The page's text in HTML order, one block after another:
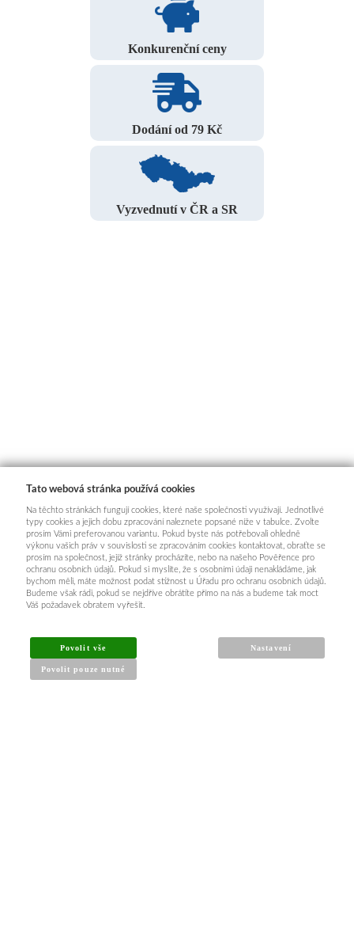
Konkurenční ceny
Dodání od 79 Kč
Vyzvednutí v ČR a SR
Tato webová stránka používá cookies
Na těchto stránkách fungují cookies, které naše společnosti využívají. Jednotlivé
typy cookies a jejich dobu zpracování naleznete popsané níže v tabulce. Zvolte
prosím Vámi preferovanou variantu. Pokud byste nás potřebovali ohledně
výkonu vašich práv v souvislosti se zpracováním cookies kontaktovat, obraťte se
prosím na společnost, jejíž stránky procházíte, nebo na našeho Pověřence pro
ochranu osobních údajů. Pokud si myslíte, že s osobními údaji nenakládáme, jak
bychom měli, máte možnost podat stížnost u Úřadu pro ochranu osobních údajů.
Budeme však rádi, pokud se nejdříve obrátíte přímo na nás a budeme tak moct
Váš požadavek obratem vyřešit.
Povolit vše
Povolit pouze nutné
Nastavení